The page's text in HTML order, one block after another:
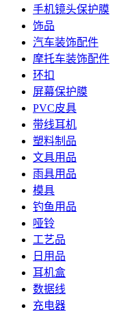
手机镜头保护膜
饰品
汽车装饰配件
摩托车装饰配件
环扣
屏幕保护膜
PVC皮具
带线耳机
塑料制品
文具用品
雨具用品
模具
钓鱼用品
哑铃
工艺品
日用品
耳机盒
数据线
充电器